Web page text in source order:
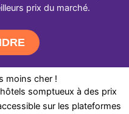
prix du marché.
moins cher !
somptueux à des prix
sur les plateformes